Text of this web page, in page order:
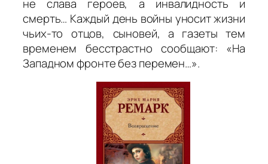
не слава героев, а инвалидность и
смерть… Каждый день войны уносит жизни
чьих-то отцов, сыновей, а газеты тем
временем бесстрастно сообщают: «На
Западном фронте без перемен…».